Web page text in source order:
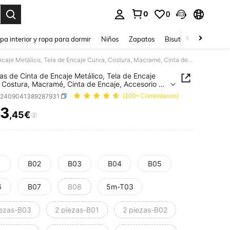
0 0
interior y ropa para dormir Niños Zapatos Bisutería Y
5 Yardas de Cinta de Encaje Metálico, Tela de Encaje Curva, Costura, Macramé, Cinta de Encaje, Accesorio de Vestimenta DIY para Manualidades de Boda
de Cinta de Encaje Metálico, Tela de Encaje
Macramé, Cinta de Encaje, Accesorio de
DIY para Manualidades de Boda(100+ Comentarios)
AND AVAILABILITY
3,45€
B02 B03 B04 B05
B07 B08 5m-T03
B03 2 piezas-B01 2 piezas-B02